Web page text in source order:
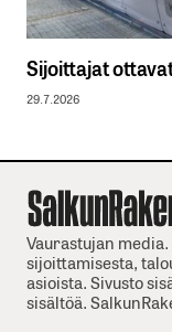
Sijoittajat
29.7.2026
Vaurastujan
sijoittamisesta,
asioista. Sivusto
sisältöä.